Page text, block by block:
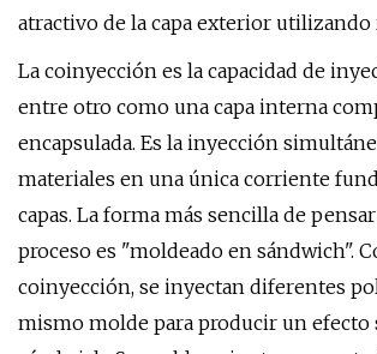
atractivo de la capa exterior
La coinyección es la capacidad de
entre otro como una capa interna
encapsulada. Es la inyección
materiales en una única corriente
capas. La forma más sencilla de
proceso es "moldeado en sándwich".
coinyección, se inyectan diferentes
mismo molde para producir un efecto